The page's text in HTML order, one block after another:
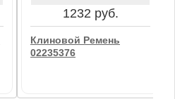
1232 руб.
Клиновой Ремень
02235376